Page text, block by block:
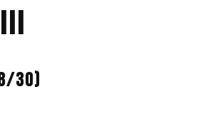
30)